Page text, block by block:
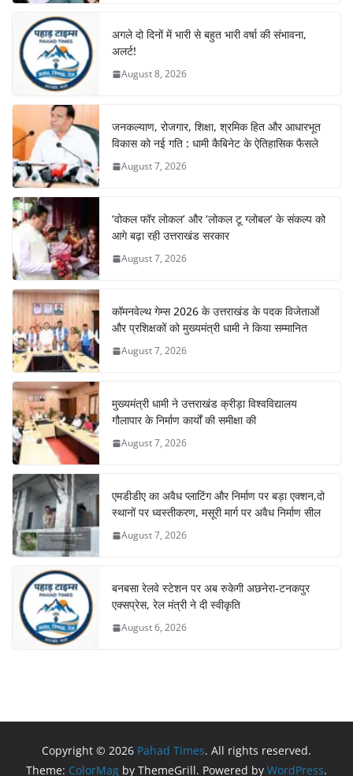
अगले दो दिनों में भारी से बहुत भारी वर्षा की संभावना,
अलर्ट!
August 8, 2026
जनकल्याण, रोजगार, शिक्षा, श्रमिक हित और आधारभूत
विकास को नई गति : धामी कैबिनेट के ऐतिहासिक फैसले
August 7, 2026
‘वोकल फॉर लोकल’ और ‘लोकल टू ग्लोबल’ के संकल्प को
आगे बढ़ा रही उत्तराखंड सरकार
August 7, 2026
कॉमनवेल्थ गेम्स 2026 के उत्तराखंड के पदक विजेताओं
और प्रशिक्षकों को मुख्यमंत्री धामी ने किया सम्मानित
August 7, 2026
मुख्यमंत्री धामी ने उत्तराखंड क्रीड़ा विश्वविद्यालय
गौलापार के निर्माण कार्यों की समीक्षा की
August 7, 2026
एमडीडीए का अवैध प्लाटिंग और निर्माण पर बड़ा एक्शन,दो
स्थानों पर ध्वस्तीकरण, मसूरी मार्ग पर अवैध निर्माण सील
August 7, 2026
बनबसा रेलवे स्टेशन पर अब रुकेगी अछनेरा-टनकपुर
एक्सप्रेस, रेल मंत्री ने दी स्वीकृति
August 6, 2026
Copyright © 2026 Pahad Times. All rights reserved.
Theme: ColorMag by ThemeGrill. Powered by WordPress.